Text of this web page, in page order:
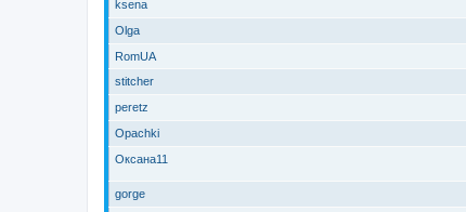
ksena
Olga
RomUA
stitcher
peretz
Opachki
Оксана11
gorge